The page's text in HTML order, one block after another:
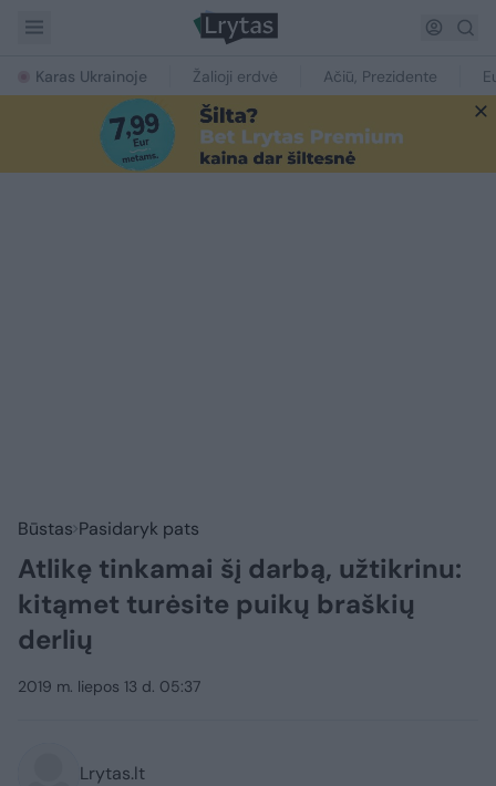
Karas Ukrainoje Žalioji erdvė Ačiū, Prezidente
Būstas Pasidaryk pats
Atlikę tinkamai šį darbą, užtikrinu:
kitąmet turėsite puikų braškių
derlių
2019 m. liepos 13 d. 05:37
Lrytas.lt